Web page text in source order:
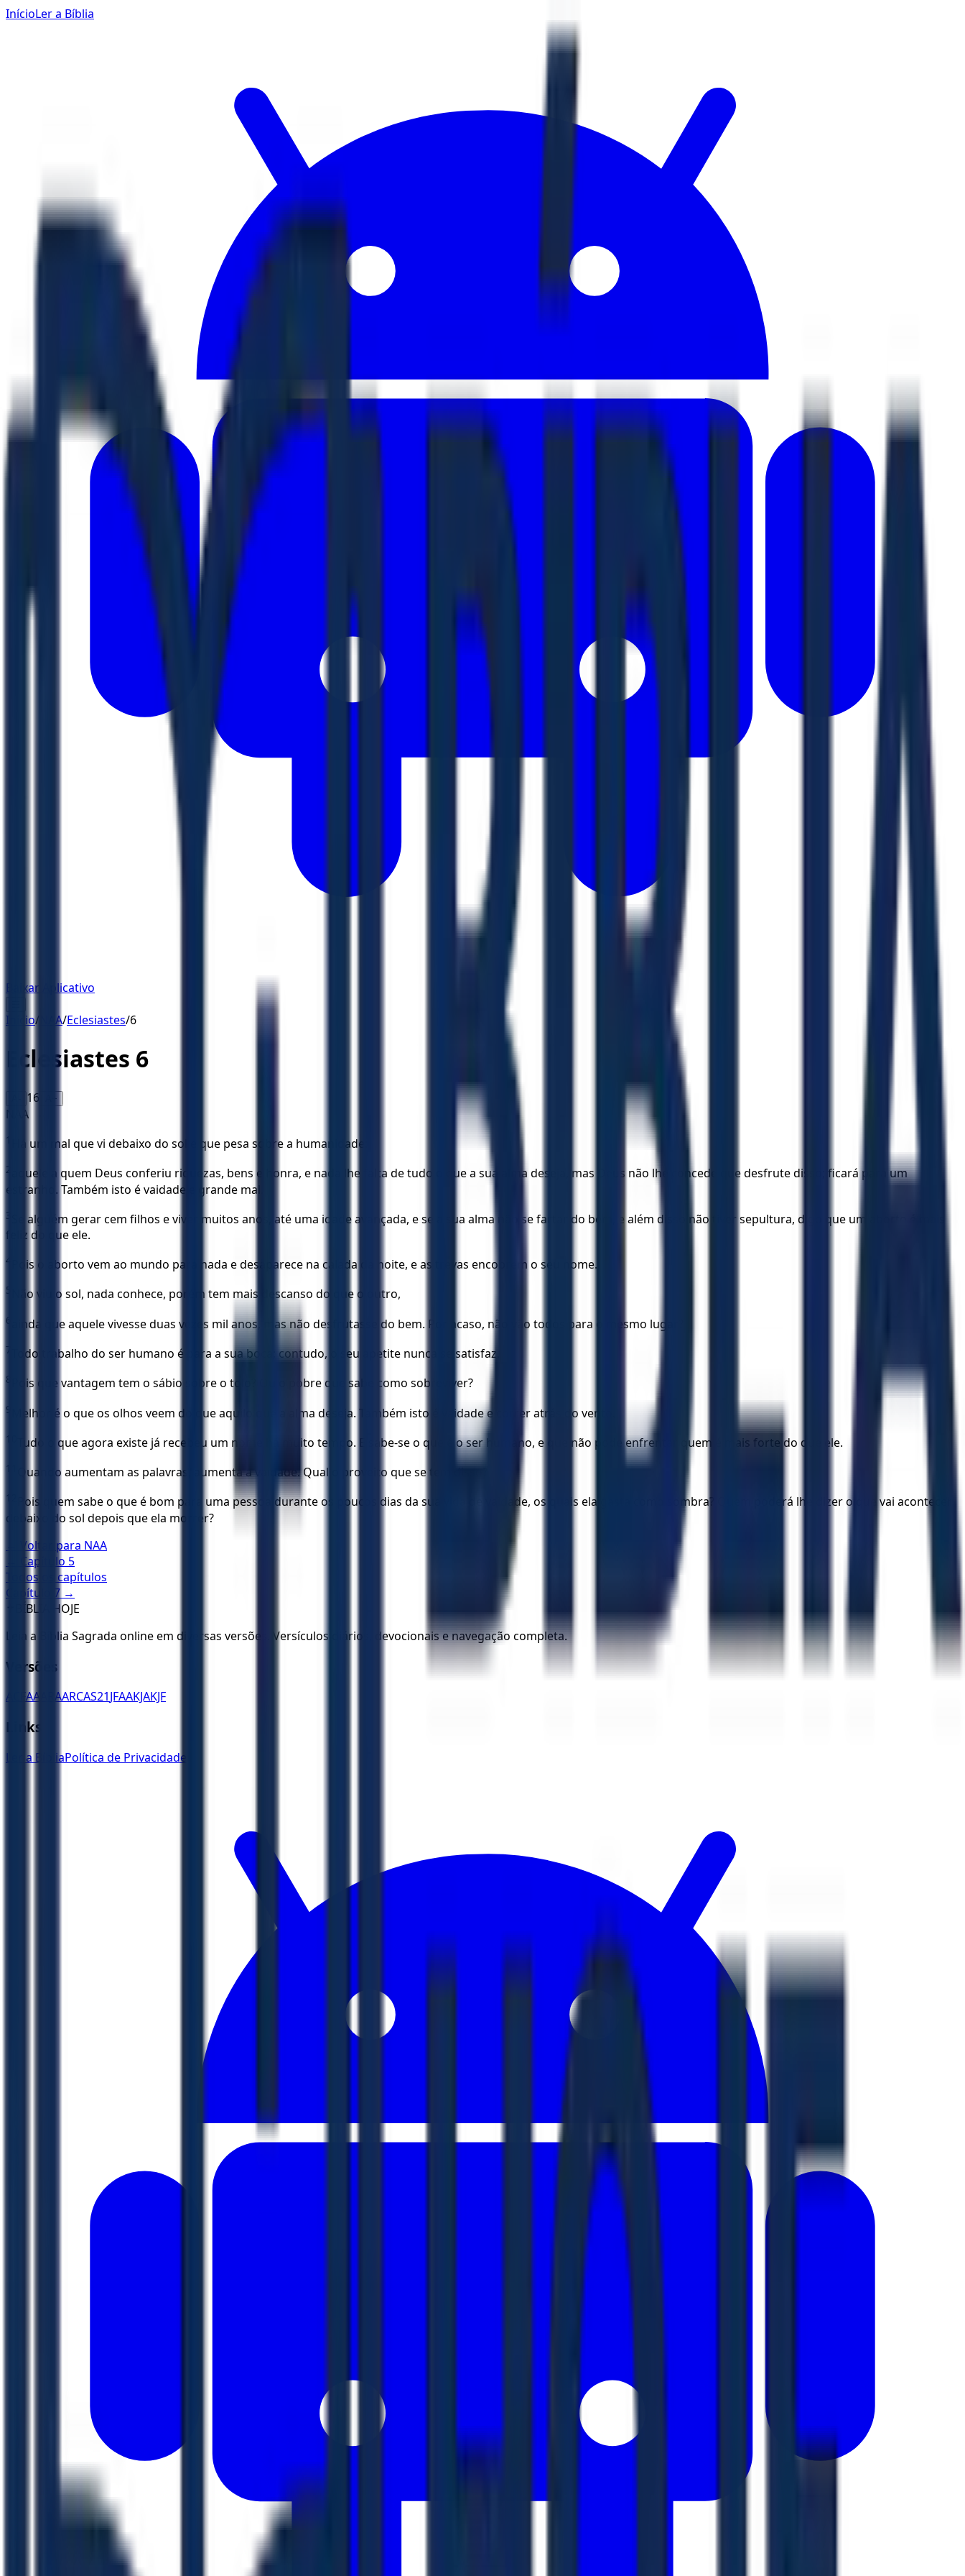
InícioLer a Bíblia
Baixar Aplicativo
Início/ NAA/Eclesiastes/6
Eclesiastes 6
16 A+
NAA
1 Há um mal que vi debaixo do sol e que pesa sobre a humanidade:
2
aquele a quem Deus conferiu riquezas, bens e honra, e nada lhe falta de tudo o que a sua alma deseja, mas Deus não lhe concede que desfrute disso; ficará para um
estranho. Também isto é vaidade e grande mal.
3
Se alguém gerar cem filhos e viver muitos anos, até uma idade avançada, e se a sua alma não se fartar do bem, e além disso não tiver sepultura, digo que um aborto é mais
feliz do que ele.
4 Pois o aborto vem ao mundo para nada e desaparece na calada da noite, e as trevas encobrem o seu nome.
5 Não viu o sol, nada conhece, porém tem mais descanso do que o outro,
6 ainda que aquele vivesse duas vezes mil anos, mas não desfrutasse do bem. Por acaso, não vão todos para o mesmo lugar?
7 Todo trabalho do ser humano é para a sua boca; contudo, o seu apetite nunca se satisfaz.
8 Pois que vantagem tem o sábio sobre o tolo? Ou o pobre que sabe como sobreviver?
9 Melhor é o que os olhos veem do que aquilo que a alma deseja. Também isto é vaidade e correr atrás do vento.
10 Tudo o que agora existe já recebeu um nome há muito tempo. E sabe-se o que é o ser humano, e que não pode enfrentar quem é mais forte do que ele.
11 Quando aumentam as palavras, aumenta a vaidade. Qual o proveito que se tem disso?
12
Pois quem sabe o que é bom para uma pessoa durante os poucos dias da sua vida de vaidade, os quais ela gasta como sombra? Quem poderá lhe dizer o que vai acontecer
debaixo do sol depois que ela morrer?
← Voltar para NAA
← Capítulo 5
Todos os capítulos
Capítulo
7 →
BÍBLIA HOJE
Leia a Bíblia Sagrada online em diversas versões. Versículos diários, devocionais e navegação completa.
Versões
ACFAA ARAARCAS21JFAAKJAKJF
Links
Ler a BíbliaPolítica de Privacidade